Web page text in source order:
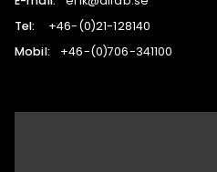
Tel:
041821-12(0)-64+
Mobil:
001143-607(0)-64+